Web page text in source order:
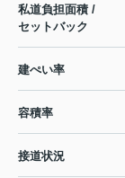
私道負担面積 /
セットバック
建ぺい率
容積率
接道状況